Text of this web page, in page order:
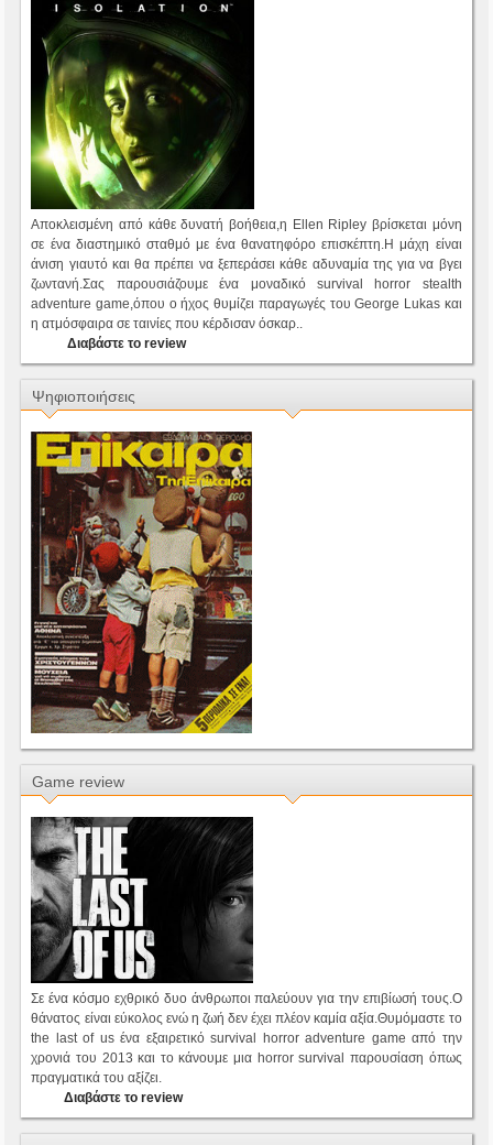
Αποκλεισμένη από κάθε δυνατή βοήθεια,η Ellen Ripley βρίσκεται μόνη
σε ένα διαστημικό σταθμό με ένα θανατηφόρο επισκέπτη.Η μάχη είναι
άνιση γιαυτό και θα πρέπει να ξεπεράσει κάθε αδυναμία της για να βγει
ζωντανή.Σας παρουσιάζουμε ένα μοναδικό survival horror stealth
adventure game,όπου ο ήχος θυμίζει παραγωγές του George Lukas και
η ατμόσφαιρα σε ταινίες που κέρδισαν όσκαρ..
Διαβάστε το review
Ψηφιοποιήσεις
Game review
Σε ένα κόσμο εχθρικό δυο άνθρωποι παλεύουν για την επιβίωσή τους.Ο
θάνατος είναι εύκολος ενώ η ζωή δεν έχει πλέον καμία αξία.Θυμόμαστε το
the last of us ένα εξαιρετικό survival horror adventure game από την
χρονιά του 2013 και το κάνουμε μια horror survival παρουσίαση όπως
πραγματικά του αξίζει.
Διαβάστε το review